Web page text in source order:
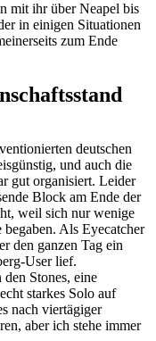
mit ihr über Neapel bis
in einigen Situationen
zum Ende
deutschen
und auch die
gut organisiert. Leider
Block am Ende der
weil sich nur wenige
begaben. Als Eyecatcher
den ganzen Tag ein
User lief.
Stones, eine
starkes Solo auf
nach viertägiger
aber ich stehe immer